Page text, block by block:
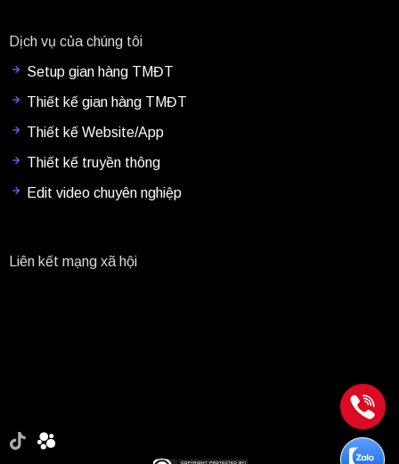
Dịch vụ của chúng tôi
Setup gian hàng TMĐT
Thiết kế gian hàng TMĐT
Thiết kế Website/App
Thiết kế truyền thông
Edit video chuyên nghiệp
Liên kết mạng xã hội